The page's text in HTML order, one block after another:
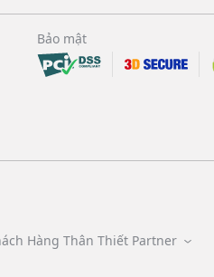
Bảo mật
Hàng Thân Thiết Partner